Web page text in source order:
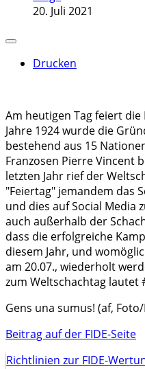
20. Juli 2021
Drucken
Am heutigen Tag feiert die
Jahre 1924 wurde die
bestehend aus 15
Franzosen Pierre Vincent
letzten Jahr rief der
"Feiertag" jemandem das
und dies auf Social Media
auch außerhalb der
dass die erfolgreiche
diesem Jahr, und
am 20.07., wiederholt
zum Weltschachtag
Gens una sumus! (af, Foto/
Beitrag auf der FIDE-Seite
Richtlinien zur FIDE-